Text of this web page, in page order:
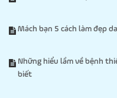
Mách bạn 5 cách làm đẹp
Những hiểu lầm về bệnh
biết